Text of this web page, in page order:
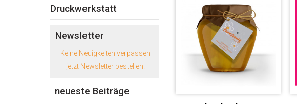
Druckwerkstatt
Newsletter
Keine Neuigkeiten verpassen
– jetzt Newsletter bestellen!
neueste Beiträge